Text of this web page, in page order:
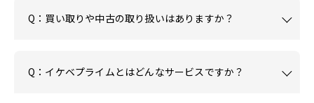
Q：買い取りや中古の取り扱いはありますか？
Q：イケベプライムとはどんなサービスですか？